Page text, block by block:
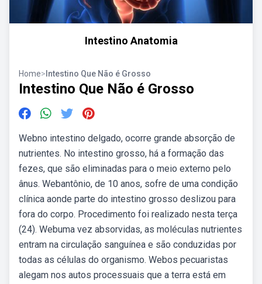
Intestino Anatomia
Home> Intestino Que Não é Grosso
Intestino Que Não é Grosso
Webno intestino delgado, ocorre grande absorção de
nutrientes. No intestino grosso, há a formação das
fezes, que são eliminadas para o meio externo pelo
ânus. Webantônio, de 10 anos, sofre de uma condição
clínica aonde parte do intestino grosso deslizou para
fora do corpo. Procedimento foi realizado nesta terça
(24). Webuma vez absorvidas, as moléculas nutrientes
entram na circulação sanguínea e são conduzidas por
todas as células do organismo. Webos pecuaristas
alegam nos autos processuais que a terra está em